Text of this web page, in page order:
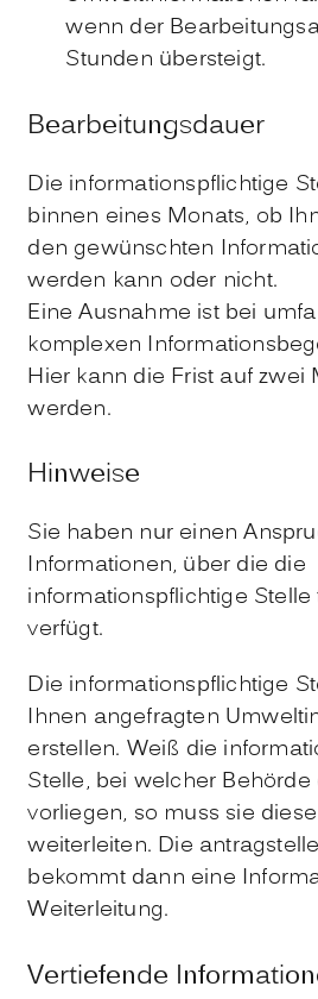
wenn der
Stunden übersteigt.
Bearbeitungsdauer
Die informationspflichtige
binnen eines Monats, ob
den gewünschten
werden kann oder nicht.
Eine Ausnahme ist bei
komplexen
Hier kann die Frist auf zwei
werden.
Hinweise
Sie haben nur einen
Informationen, über die die
informationspflichtige
verfügt.
Die informationspflichtige
Ihnen angefragten
erstellen. Weiß die
Stelle, bei welcher
vorliegen, so muss sie
weiterleiten. Die
bekommt dann eine
Weiterleitung.
Vertiefende